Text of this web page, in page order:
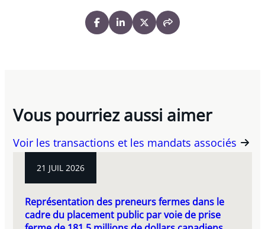
Vous pourriez aussi aimer
Voir les transactions et les mandats associés
21 JUIL 2026
Représentation des preneurs fermes dans le
cadre du placement public par voie de prise